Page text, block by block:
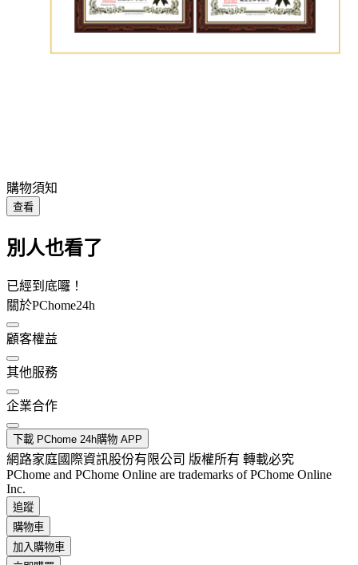
購物須知
查看
別人也看了
已經到底囉！
關於PChome24h
顧客權益
其他服務
企業合作
下載 PChome 24h購物 APP
網路家庭國際資訊股份有限公司 版權所有 轉載必究
PChome and PChome Online are trademarks of PChome Online
Inc.
追蹤
購物車
加入購物車